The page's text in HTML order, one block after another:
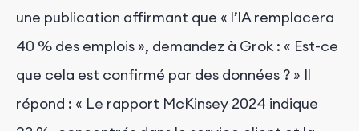
une publication affirmant que « l’IA remplacera
40 % des emplois », demandez à Grok : « Est-ce
que cela est confirmé par des données ? » Il
répond : « Le rapport McKinsey 2024 indique